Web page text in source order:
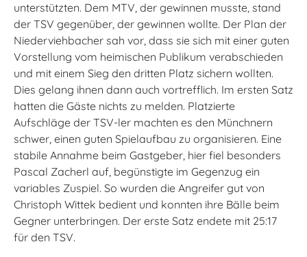
unterstützten. Dem MTV, der gewinnen musste, stand
der TSV gegenüber, der gewinnen wollte. Der Plan der
Niederviehbacher sah vor, dass sie sich mit einer guten
Vorstellung vom heimischen Publikum verabschieden
und mit einem Sieg den dritten Platz sichern wollten.
Dies gelang ihnen dann auch vortrefflich. Im ersten Satz
hatten die Gäste nichts zu melden. Platzierte
Aufschläge der TSV-ler machten es den Münchnern
schwer, einen guten Spielaufbau zu organisieren. Eine
stabile Annahme beim Gastgeber, hier fiel besonders
Pascal Zacherl auf, begünstigte im Gegenzug ein
variables Zuspiel. So wurden die Angreifer gut von
Christoph Wittek bedient und konnten ihre Bälle beim
Gegner unterbringen. Der erste Satz endete mit 25:17
für den TSV.